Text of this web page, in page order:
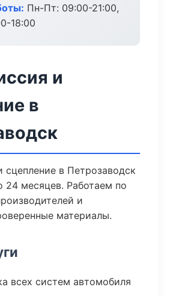
Пн-Пт: 09:00-21:00,
18:00
и
в
сцепление в Петрозаводск
24 месяцев. Работаем по
и
материалы.
всех систем автомобиля